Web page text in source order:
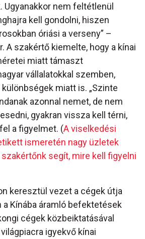
Ugyanakkor nem feltétlenül
kell gondolni, hiszen
óriási a verseny” –
A szakértő kiemelte, hogy a kínai
miatt támaszt
vállalatokkal szemben,
miatt is. „Szinte
azonnal nemet, de nem
gyakran vissza kell térni,
a figyelmet. (A viselkedési
ismeretén nagy üzletek
segít, mire kell figyelni
keresztül vezet a cégek útja
Kínába áramló befektetések
cégek közbeiktatásával
igyekvő kínai